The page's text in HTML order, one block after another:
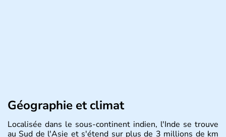
Géographie et climat
Localisée dans le sous-continent indien, l'Inde se trouve
au Sud de l'Asie et s'étend sur plus de 3 millions de km